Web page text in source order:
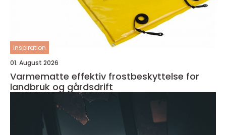
inspiration
01. August 2026
Varmematte effektiv frostbeskyttelse for
landbruk og gårdsdrift